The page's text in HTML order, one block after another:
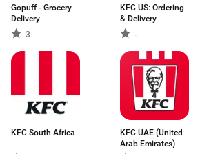
Gopuff - Grocery
Delivery
3
KFC US: Ordering
& Delivery
-
KFC South Africa
KFC UAE (United
Arab Emirates)